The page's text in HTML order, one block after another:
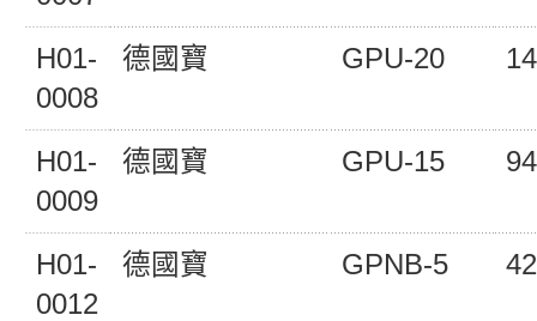
H01-
0008
德國寶 GPU-20
H01-
0009
德國寶 GPU-15 94
H01-
0012
德國寶 GPNB-5 42